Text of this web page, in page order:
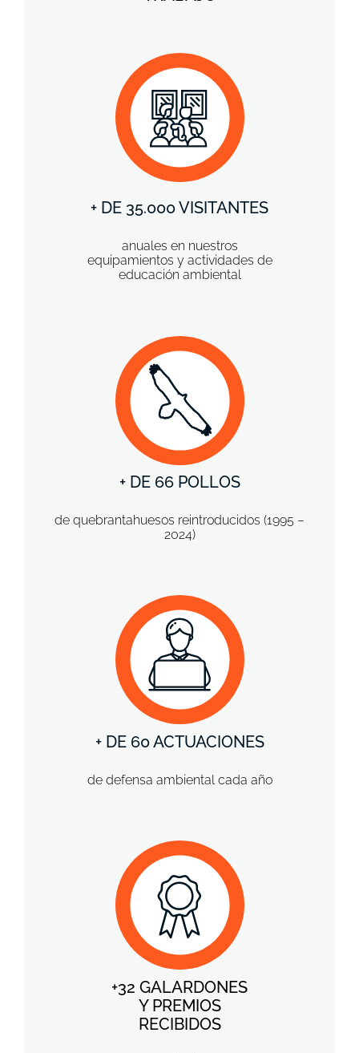
+ DE 35.000 VISITANTES
anuales en nuestros
equipamientos y actividades de
educación ambiental
+ DE 66 POLLOS
de quebrantahuesos reintroducidos (1995 –
2024)
+ DE 60 ACTUACIONES
de defensa ambiental cada año
+32 GALARDONES
Y PREMIOS
RECIBIDOS